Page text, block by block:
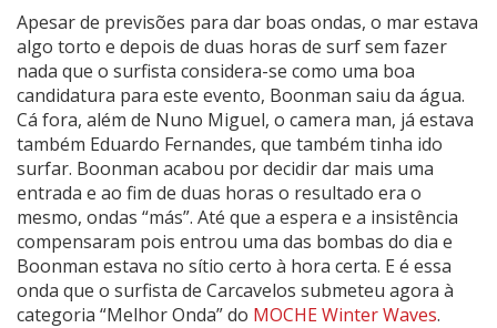
Apesar de previsões para dar boas ondas, o mar estava
algo torto e depois de duas horas de surf sem fazer
nada que o surfista considera-se como uma boa
candidatura para este evento, Boonman saiu da água.
Cá fora, além de Nuno Miguel, o camera man, já estava
também Eduardo Fernandes, que também tinha ido
surfar. Boonman acabou por decidir dar mais uma
entrada e ao fim de duas horas o resultado era o
mesmo, ondas “más”. Até que a espera e a insistência
compensaram pois entrou uma das bombas do dia e
Boonman estava no sítio certo à hora certa. E é essa
onda que o surfista de Carcavelos submeteu agora à
categoria “Melhor Onda” do MOCHE Winter Waves.